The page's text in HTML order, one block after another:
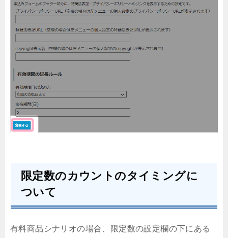
限定数のカウントのタイミングに
ついて
有料商品シナリオの場合、限定数の設定欄の下にある